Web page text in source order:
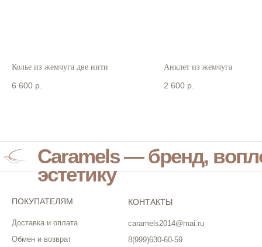
Колье из жемчуга две нити
6 600 р.
Анклет из жемчуга
2 600 р.
ПОКУПАТЕЛЯМ
Доставка и оплата
Обмен и возврат
КОНТАКТЫ
caramels2014@mai.ru
8(999)630-60-59
Caramels — бренд,
эстетику